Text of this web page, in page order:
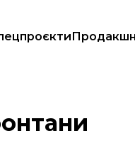
Продакшн